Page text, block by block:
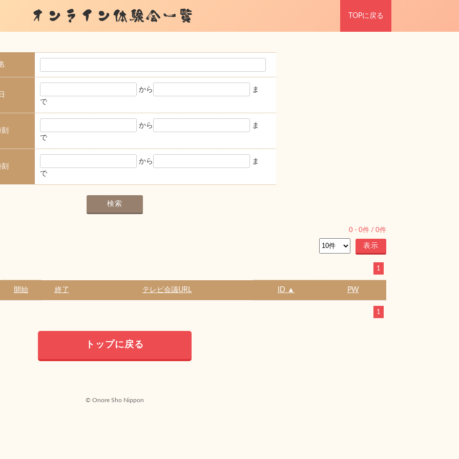
オンライン体験会一覧 TOPに戻る
から
ま
で
から
ま
で
から
ま
で
0 - 0件 / 0件
1
開始 終了 テレビ会議URL ID ▲ PW
1
トップに戻る
© Onore Sho Nippon